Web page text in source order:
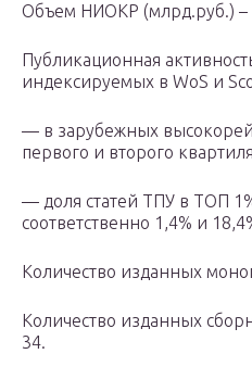
Объем НИОКР (млрд.руб.) –
Публикационная
индексируемых в WoS и
— в зарубежных
первого и второго
— доля статей ТПУ в ТОП
соответственно 1,4% и
Количество изданных
Количество изданных
34.